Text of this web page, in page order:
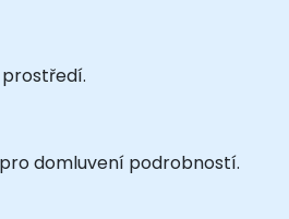
domluvení podrobností.